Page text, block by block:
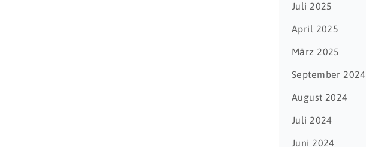
Juli 2025
April 2025
März 2025
September 2024
August 2024
Juli 2024
Juni 2024